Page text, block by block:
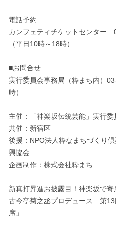
電話予約
カンフェティチケットセンター
（平日10時～18時）
■お問合せ
実行委員会事務局（粋まち内）
時）
主催：「神楽坂伝統芸能」実行委
共催：新宿区
後援：NPO法人粋なまちづくり
興協会
企画制作：株式会社粋まち
新真打昇進お披露目！神楽坂で寄
古今亭菊之丞プロデュース 第13
席」